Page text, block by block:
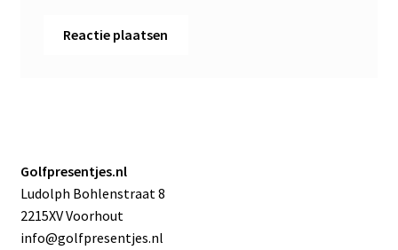
Golfpresentjes.nl
Ludolph Bohlenstraat 8
2215XV Voorhout
info@golfpresentjes.nl